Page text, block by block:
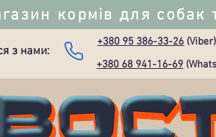
кормів для собак
з нами:
+380 95 386-33-26 (Viber)
+380 68 941-16-69